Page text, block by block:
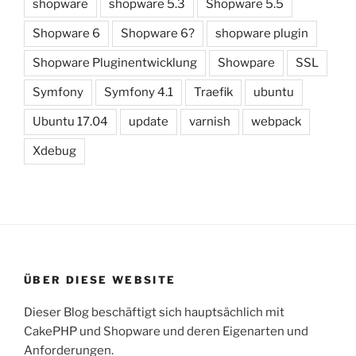
shopware shopware 5.3 Shopware 5.5
Shopware 6 Shopware 6? shopware plugin
Shopware Pluginentwicklung Showpare SSL
Symfony Symfony 4.1 Traefik ubuntu
Ubuntu 17.04 update varnish webpack
Xdebug
ÜBER DIESE WEBSITE
Dieser Blog beschäftigt sich hauptsächlich mit
CakePHP und Shopware und deren Eigenarten und
Anforderungen.